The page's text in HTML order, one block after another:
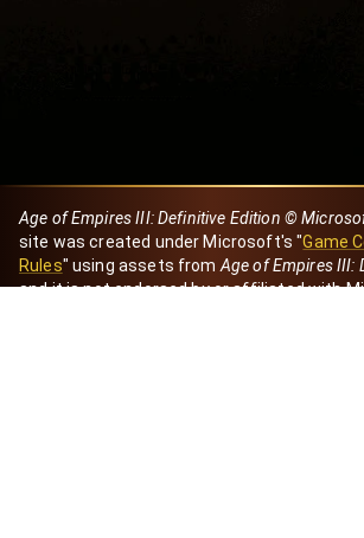
Age of Empires III: Definitive Edition ©
site was created under Microsoft's "Game
Rules" using assets from Age of Empires III:
and it is not endorsed by or affiliated with